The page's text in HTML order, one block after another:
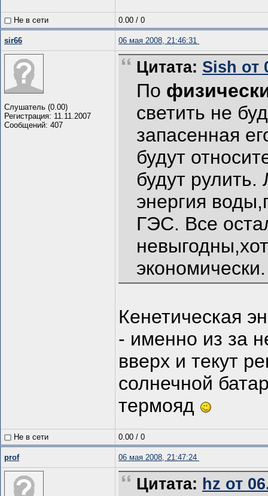
Не в сети 0.00 / 0
sir66 06 мая 2008, 21:46:31
Слушатель (0.00)
Регистрация: 11.11.2007
Сообщений: 407
Цитата: Sish от
По
светить не
запасенная
будут
будут
энергия
ГЭС. Все
экономически.
Кенетическая
- именно из за
вверх и текут
солнечной
термояд
Не в сети 0.00 / 0
prof 06 мая 2008, 21:47:24
Цитата: hz от